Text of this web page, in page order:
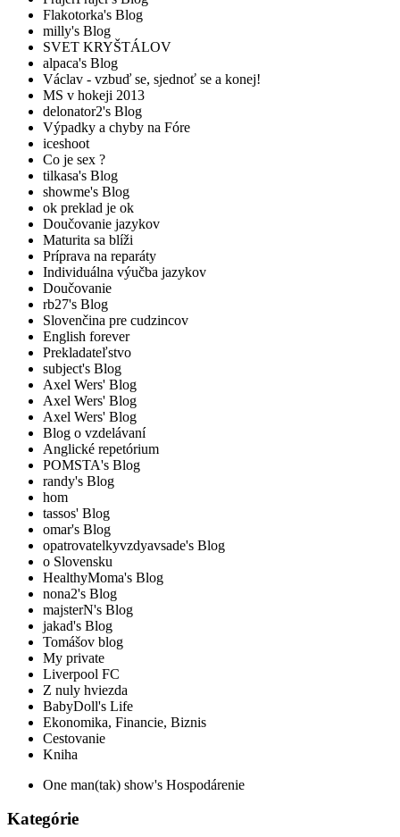
Flakotorka's Blog
milly's Blog
SVET KRYŠTÁLOV
alpaca's Blog
Václav - vzbuď se, sjednoť se a konej!
MS v hokeji 2013
delonator2's Blog
Výpadky a chyby na Fóre
iceshoot
Co je sex ?
tilkasa's Blog
showme's Blog
ok preklad je ok
Doučovanie jazykov
Maturita sa blíži
Príprava na reparáty
Individuálna výučba jazykov
Doučovanie
rb27's Blog
Slovenčina pre cudzincov
English forever
Prekladateľstvo
subject's Blog
Axel Wers' Blog
Axel Wers' Blog
Axel Wers' Blog
Blog o vzdelávaní
Anglické repetórium
POMSTA's Blog
randy's Blog
hom
tassos' Blog
omar's Blog
opatrovatelkyvzdyavsade's Blog
o Slovensku
HealthyMoma's Blog
nona2's Blog
majsterN's Blog
jakad's Blog
Tomášov blog
My private
Liverpool FC
Z nuly hviezda
BabyDoll's Life
Ekonomika, Financie, Biznis
Cestovanie
Kniha
One man(tak) show's Hospodárenie
Kategórie